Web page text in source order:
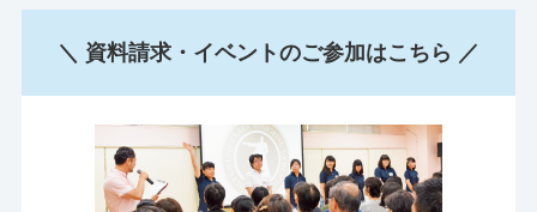
＼ 資料請求・イベントのご参加はこちら ／